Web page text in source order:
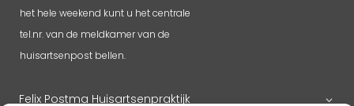
het hele weekend kunt u het centrale
tel.nr. van de meldkamer van de
huisartsenpost bellen.
Felix Postma Huisartsenpraktijk